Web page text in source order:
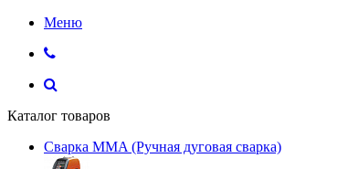
Меню
Каталог товаров
Сварка MMA (Ручная дуговая сварка)